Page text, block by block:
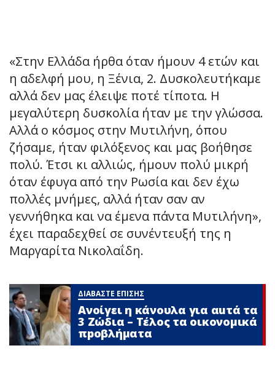
«Στην Ελλάδα ήρθα όταν ήμουν 4 ετών και
η αδελφή μου, η Ξένια, 2. Δυσκολευτήκαμε
αλλά δεν μας έλειψε ποτέ τίποτα. Η
μεγαλύτερη δυσκολία ήταν με την γλώσσα.
Αλλά ο κόσμος στην Μυτιλήνη, όπου
ζήσαμε, ήταν φιλόξενος και μας βοήθησε
πολύ. Έτσι κι αλλιώς, ήμουν πολύ μικρή
όταν έφυγα από την Ρωσία και δεν έχω
πολλές μνήμες, αλλά ήταν σαν αν
γεννήθηκα και να έμενα πάντα Μυτιλήνη»,
έχει παραδεχθεί σε συνέντευξή της η
Μαργαρίτα Νικολαΐδη.
ΔΙΑΒΑΣΤΕ ΕΠΙΣΗΣ
Ανοίγει η κάνουλα για αuτά τα
3 Zώδια – Τέλος τα οικονομικά
πpοβλήματα